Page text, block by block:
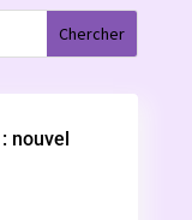
nouvel